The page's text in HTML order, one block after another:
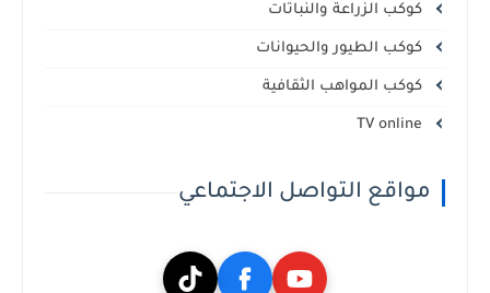
كوكب الزراعة والنباتات
كوكب الطيور والحيوانات
كوكب المواهب الثقافية
مواقع التواصل الاجتماعي